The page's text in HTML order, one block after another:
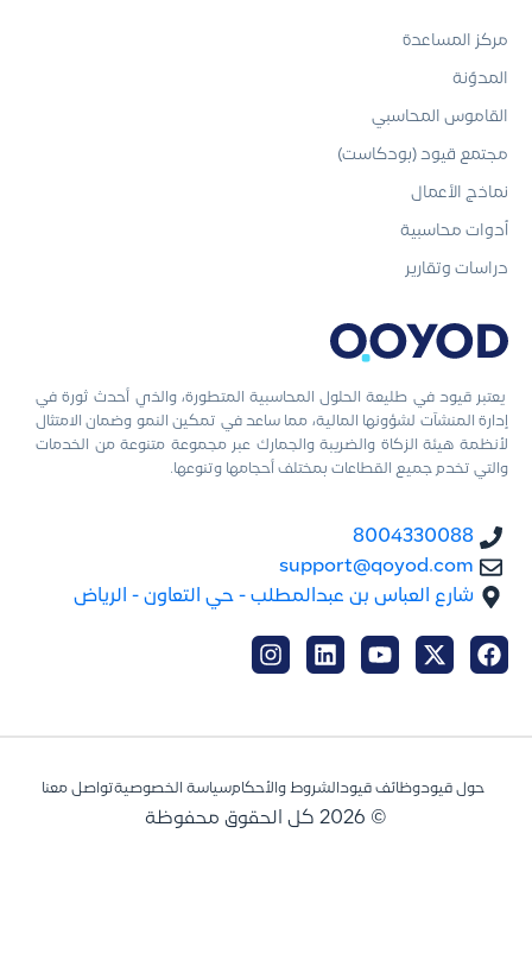
يعتبر قيود في طليعة الحلول المحاسبية المتطورة، والذي أحدث ثورة في
إدارة المنشآت لشؤونها المالية، مما ساعد في تمكين النمو وضمان الامتثال
لأنظمة هيئة الزكاة والضريبة والجمارك عبر مجموعة متنوعة من الخدمات
والتي تخدم جميع القطاعات بمختلف أحجامها وتنوعها.
8004330088
support@qoyod.com
شارع العباس بن عبدالمطلب - حي التعاون - الرياض
مركز المساعدة
المدوّنة
القاموس المحاسبي
مجتمع قيود (بودكاست)
نماذج الأعمال
أدوات محاسبية
دراسات وتقارير
حول قيودوظائف قيود الشروط والأحكامسياسة الخصوصيةتواصل معنا
© 2026 كل الحقوق محفوظة